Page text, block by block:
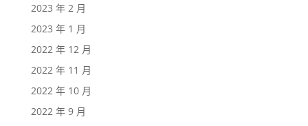
2023 年 2 月
2023 年 1 月
2022 年 12 月
2022 年 11 月
2022 年 10 月
2022 年 9 月